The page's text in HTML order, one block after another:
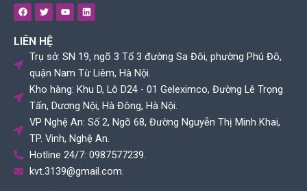
F
a
c
e
b
o
k
T
w
i
t
r
Y
o
u
b
e
L
i
n
d
i
n
LIÊN HỆ
Trụ sở: SN 19, ngõ 3 Tổ 3 đường Sa Đôi, phường Phú Đô,
quận Nam Từ Liêm, Hà Nội.
Kho hàng: Khu D, Lô D24 - 01 Geleximco, Đường Lê Trọng
Tấn, Dương Nội, Hà Đông, Hà Nội.
VP Nghệ An: Số 2, Ngõ 68, Đường Nguyễn Thị Minh Khai,
TP. Vinh, Nghệ An.
Hotline 24/7: 0987577239.
kvt.3139@gmail.com.